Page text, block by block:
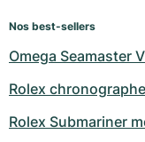
Nos best-sellers
Omega Seamaster
Rolex
Rolex Submariner